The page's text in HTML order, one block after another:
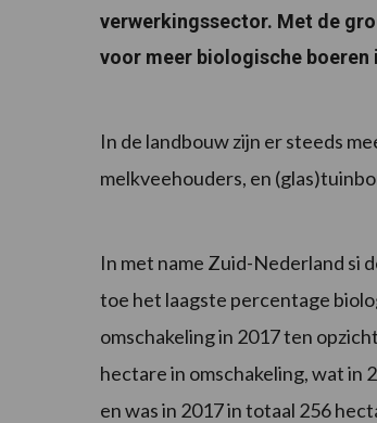
verwerkingssector. Met de
voor meer biologische boeren
In de landbouw zijn er steeds
melkveehouders, en
In met name Zuid-Nederland si
toe het laagste percentage
omschakeling in 2017 ten
hectare in omschakeling, wat in
en was in 2017 in totaal 256